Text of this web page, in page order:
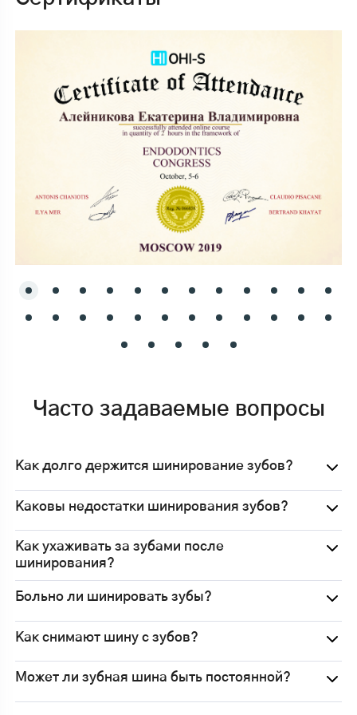
комфортным именно для вас.
Современные материалы для
надежной стабилизации
В TRIOMED Club используются прочные и
эстетичные материалы. Чаще всего —
специальная армирующая лента, которая
фиксируется композитным составом.
незаметную;
современные композиты для надежной
Материал подбирается так, чтобы конструкция
Шинирование
стекловолокном
Это один из самых щадящих и эстетичных
методов. Процедура проходит аккуратно и
поэтапно:
Проводится профессиональная гигиена.
поверхности ряда.
Фиксируется композитом и полируется.
Способ не требует значительного препарирования
Часто задаваемые вопросы
Как долго держится шинирование зубов?
Каковы недостатки шинирования зубов?
Как ухаживать за зубами после
шинирования?
Больно ли шинировать зубы?
Как снимают шину с зубов?
Может ли зубная шина быть постоянной?